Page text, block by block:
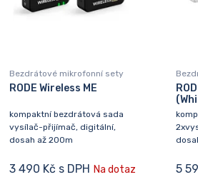
Bezdrátové mikrofonní sety
RODE Wireless ME
kompaktní bezdrátová sada
vysílač-přijímač, digitální,
dosah až 200m
3 490 Kč s DPH Na dotaz 5